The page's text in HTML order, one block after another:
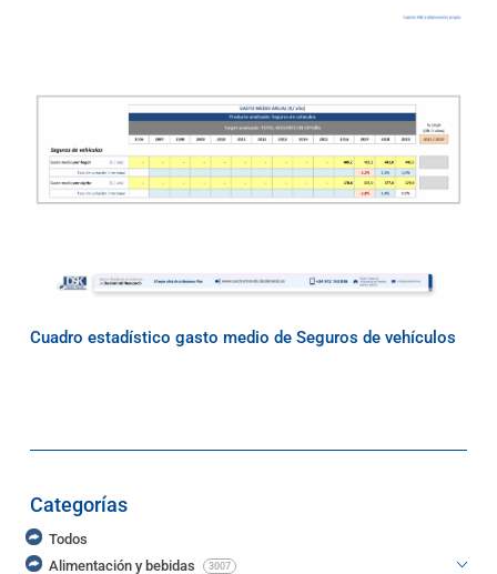
Cuadro estadístico gasto medio de Seguros de vehículos
Categorías
Todos
Alimentación y bebidas
3007